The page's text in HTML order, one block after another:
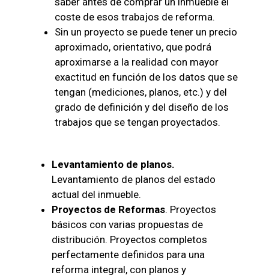
coste de esos trabajos de reforma.
Sin un proyecto se puede tener un precio
aproximado, orientativo, que podrá
aproximarse a la realidad con mayor
exactitud en función de los datos que se
tengan (mediciones, planos, etc.) y del
grado de definición y del diseño de los
trabajos que se tengan proyectados.
Levantamiento de planos.
Levantamiento de planos del estado
actual del inmueble.
Proyectos de Reformas. Proyectos
básicos con varias propuestas de
distribución. Proyectos completos
perfectamente definidos para una
reforma integral, con planos y